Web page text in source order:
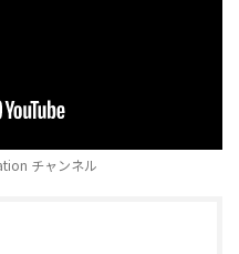
チャンネル